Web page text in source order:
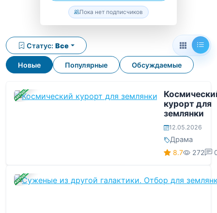
Пока нет подписчиков
Новые Популярные Обсуждаемые
Статус: Все
ЗАВЕРШЕНА
курорт для
землянки
12.05.2026
Драма
8.7 272
ЗАВЕРШЕНА